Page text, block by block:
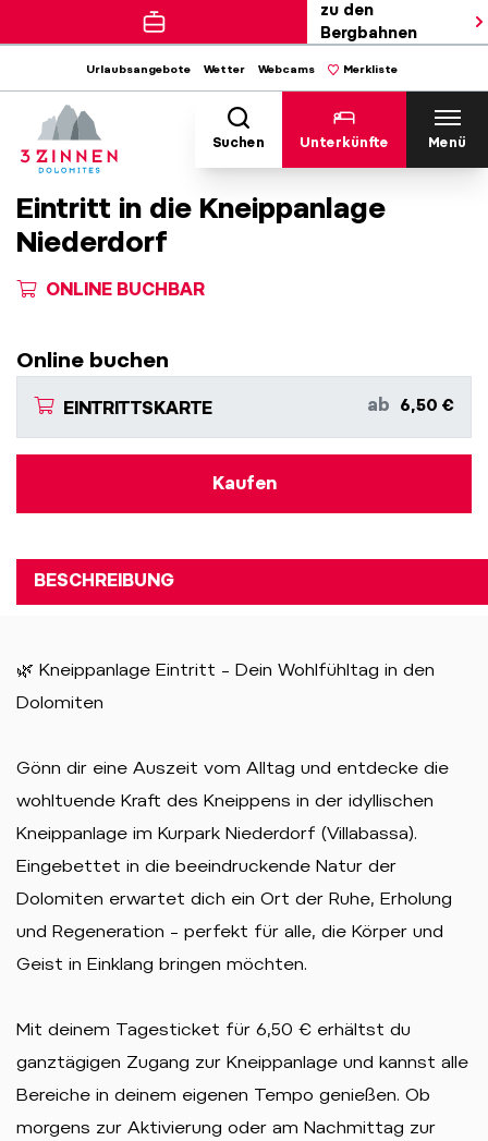
zu den
Bergbahnen
Urlaubsangebote Wetter Webcams Merkliste
Suchen Unterkünfte Menü
Eintritt in die Kneippanlage
Niederdorf
ONLINE BUCHBAR
Online buchen
EINTRITTSKARTE ab 6,50 €
Kaufen
BESCHREIBUNG
🌿 Kneippanlage Eintritt – Dein Wohlfühltag in den
Dolomiten
Gönn dir eine Auszeit vom Alltag und entdecke die
wohltuende Kraft des Kneippens in der idyllischen
Kneippanlage im Kurpark Niederdorf (Villabassa).
Eingebettet in die beeindruckende Natur der
Dolomiten erwartet dich ein Ort der Ruhe, Erholung
und Regeneration – perfekt für alle, die Körper und
Geist in Einklang bringen möchten.
Mit deinem Tagesticket für 6,50 € erhältst du
ganztägigen Zugang zur Kneippanlage und kannst alle
Bereiche in deinem eigenen Tempo genießen. Ob
morgens zur Aktivierung oder am Nachmittag zur